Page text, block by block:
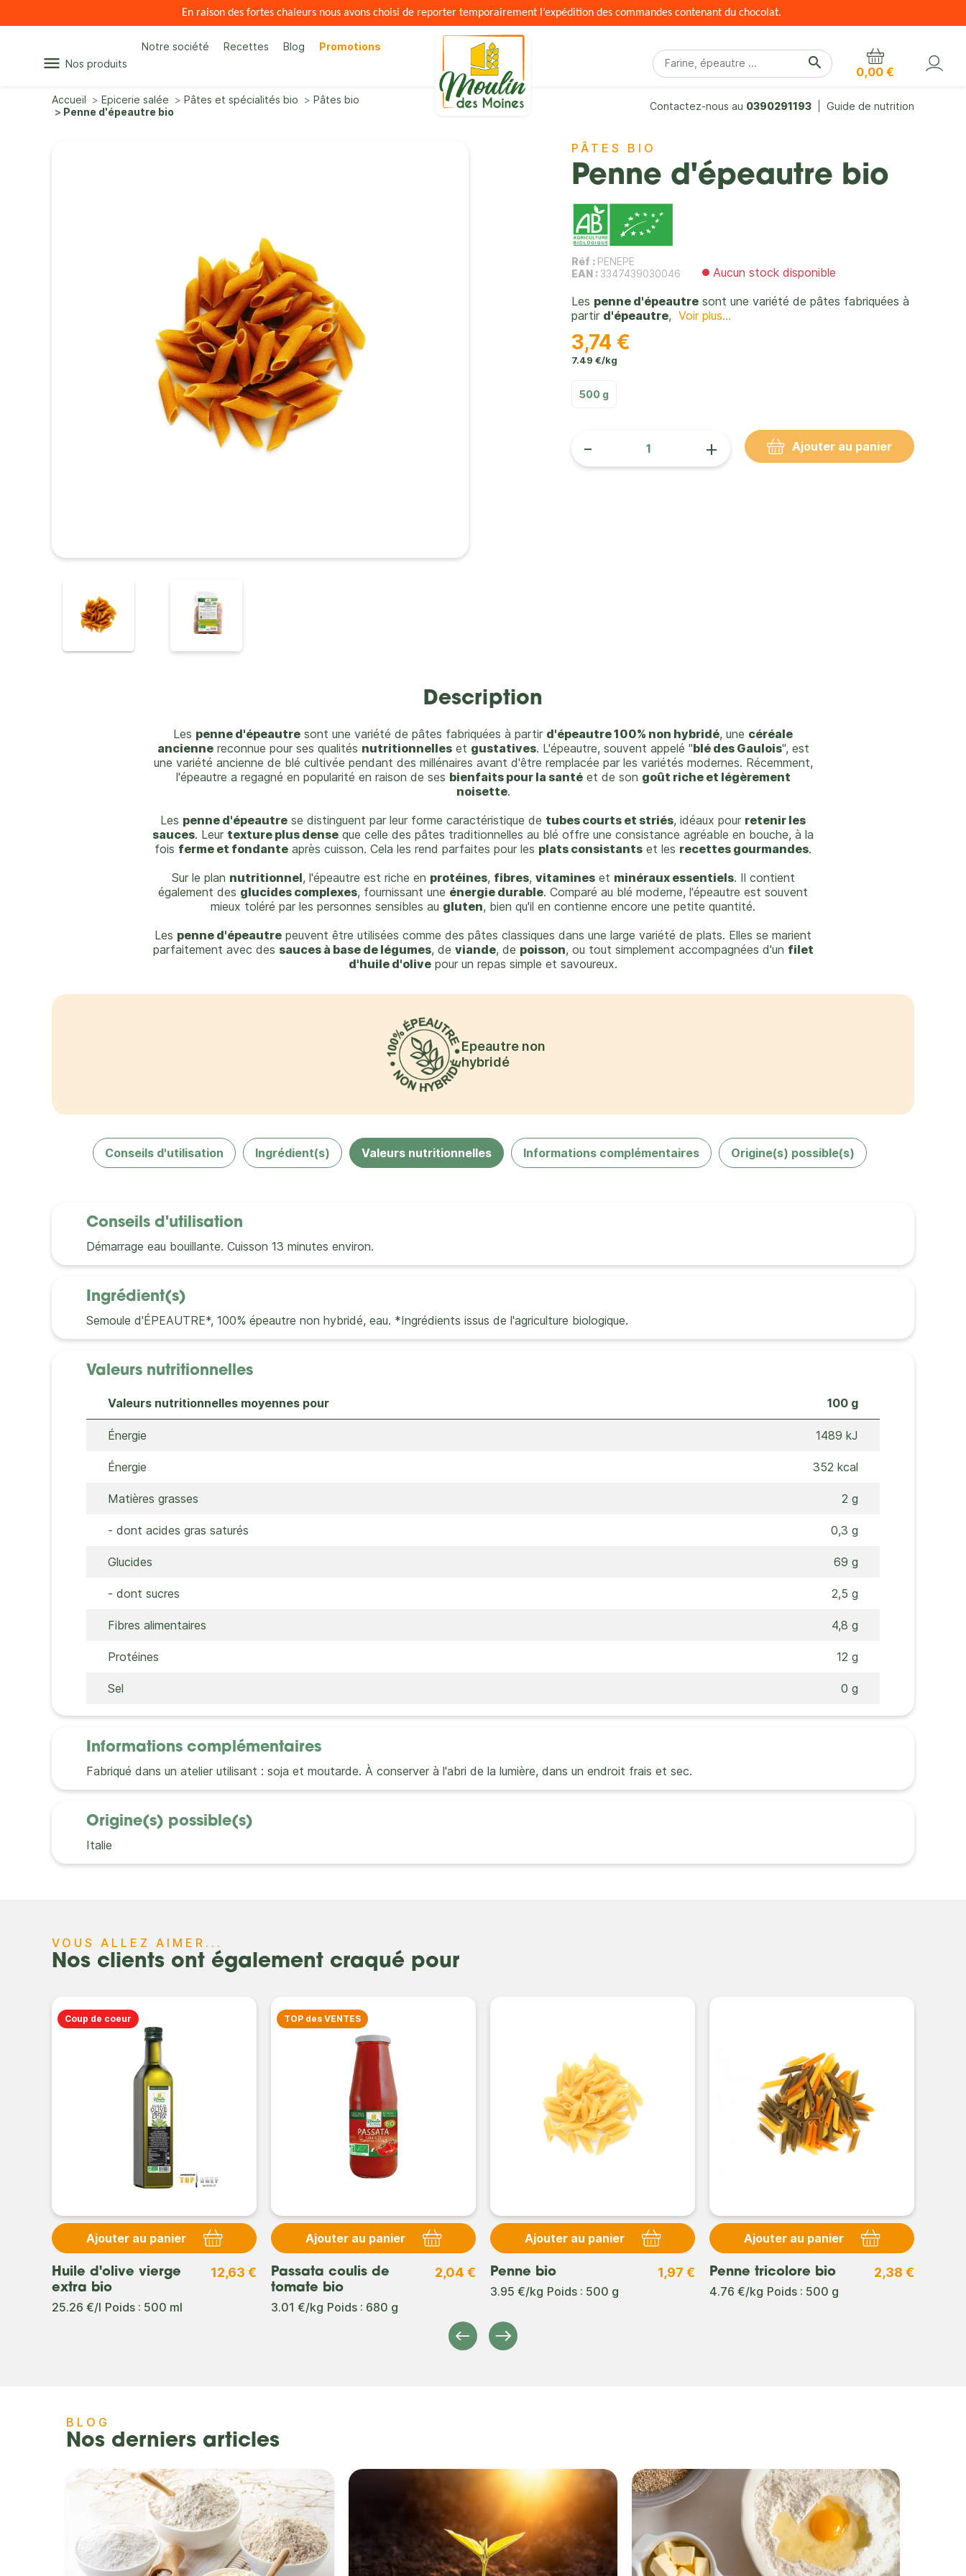
En raison des fortes chaleurs nous avons choisi de reporter temporairement l’expédition des commandes contenant du chocolat.
menu Nos produits
Notre société Recettes Blog Promotions
search
0,00 €
Accueil Epicerie salée Pâtes et spécialités bio
Pâtes bio
Penne d'épeautre bio
Contactez-nous au 0390291193 Guide de nutrition
PÂTES BIO
Penne d'épeautre bio
Réf : PENEPE
EAN : 3347439030046
Aucun stock disponible
Les penne d'épeautre sont une variété de pâtes fabriquées à
partir d'épeautre, Voir plus...
3,74 €
7.49 €/kg
500 g
- + Ajouter au panier
Description
Les penne d'épeautre sont une variété de pâtes fabriquées à partir d'épeautre 100% non hybridé, une céréale
anciennereconnue pour ses qualités nutritionnelleset gustatives. L'épeautre, souvent appelé "blé des Gaulois", est
une variété ancienne de blé cultivée pendant des millénaires avant d'être remplacée par les variétés modernes. Récemment,
l'épeautre a regagné en popularité en raison de ses bienfaits pour la santéet de son goût riche et légèrement
noisette.
Les penne d'épeautre se distinguent par leur forme caractéristique de tubes courts et striés, idéaux pour retenir les
sauces. Leur texture plus dense que celle des pâtes traditionnelles au blé offre une consistance agréable en bouche, à la
fois ferme et fondante après cuisson. Cela les rend parfaites pour les plats consistants et les recettes gourmandes.
Sur le plan nutritionnel, l'épeautre est riche en protéines, fibres, vitamineset minéraux essentiels. Il contient
également des glucides complexes, fournissant une énergie durable. Comparé au blé moderne, l'épeautre est souvent
mieux toléré par les personnes sensibles au gluten, bien qu'il en contienne encore une petite quantité.
Les penne d'épeautre peuvent être utilisées comme des pâtes classiques dans une large variété de plats. Elles se marient
parfaitement avec des sauces à base de légumes, de viande, de poisson, ou tout simplement accompagnées d'un filet
d'huile d'olive pour un repas simple et savoureux.
Epeautre non
hybridé
Conseils d'utilisation Ingrédient(s) Valeurs nutritionnelles Informations complémentaires Origine(s) possible(s)
Conseils d'utilisation
Démarrage eau bouillante. Cuisson 13 minutes environ.
Ingrédient(s)
Semoule d'ÉPEAUTRE*, 100% épeautre non hybridé, eau. *Ingrédients issus de l'agriculture biologique.
Valeurs nutritionnelles
Valeurs nutritionnelles moyennes pour 100 g
Énergie 1489 kJ
Énergie 352 kcal
Matières grasses 2 g
- dont acides gras saturés 0,3 g
Glucides 69 g
- dont sucres 2,5 g
Fibres alimentaires 4,8 g
Protéines 12 g
Sel 0 g
Informations complémentaires
Fabriqué dans un atelier utilisant : soja et moutarde. À conserver à l'abri de la lumière, dans un endroit frais et sec.
Origine(s) possible(s)
Italie
VOUS ALLEZ AIMER...
Nos clients ont également craqué pour
Coup de coeur
Ajouter au panier
Huile d'olive vierge
extra bio
12,63 €
25.26 €/l Poids : 500 ml
TOP des VENTES
Ajouter au panier
Passata coulis de
tomate bio
2,04 €
3.01 €/kg Poids : 680 g
Ajouter au panier
Penne bio 1,97 €
3.95 €/kg Poids : 500 g
Ajouter au panier
Penne tricolore bio 2,38 €
4.76 €/kg Poids : 500 g
PrécédentSuivant
BLOG
Nos derniers articles